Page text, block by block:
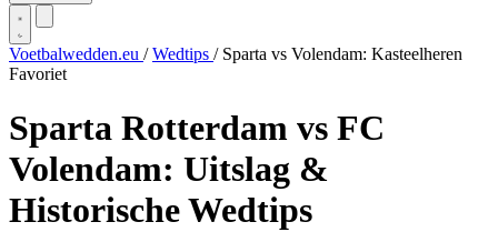
Voetbalwedden.eu / Wedtips / Sparta vs Volendam: Kasteelheren
Favoriet
Sparta Rotterdam vs FC
Volendam: Uitslag &
Historische Wedtips